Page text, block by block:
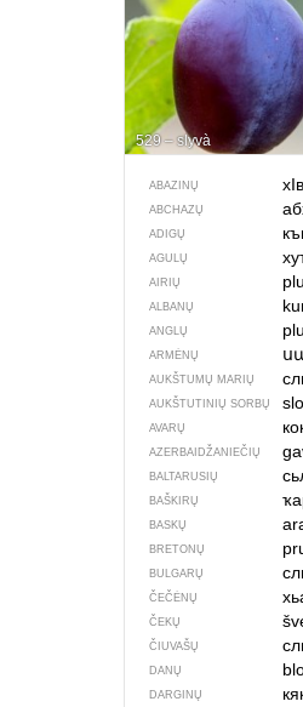
529 – slyvà
ABAZINŲ
ABCHAZŲ
ADIGŲ
AGULŲ
AIRIŲ
ALBANŲ
ANGLŲ
ARMĖNŲ
AUKŠTUMŲ MARIŲ
AUKŠTUTINIŲ SORBŲ
AVARŲ
AZERBAIDŽANIEČIŲ
BALTARUSIŲ
BAŠKIRŲ
BASKŲ
BRETONŲ
BULGARŲ
ČEČĖNŲ
ČEKŲ
ČIUVAŠŲ
DANŲ
DARGINŲ